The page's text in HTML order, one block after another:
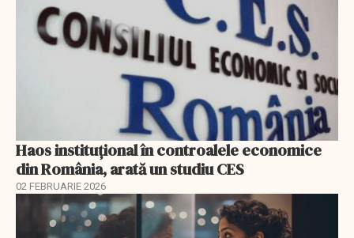
Haos instituțional în controalele economice
din România, arată un studiu CES
02 FEBRUARIE 2026